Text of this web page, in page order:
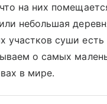
на них
небольшая
участков суши есть
о самых
в мире.